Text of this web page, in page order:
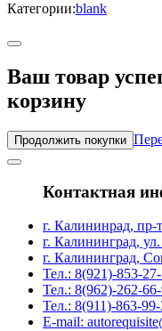
Категории:blank
Ваш товар
корзину
Продолжить покупки
Контактная
г. Калининрад, пр-
г. Калининград,
г. Калининград,
Тел.: 8(921)-853-
Тел.: 8(962)-262-
Тел.: 8(911)-863-
E-mail: